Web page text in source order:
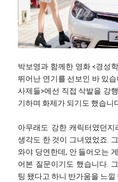
박보영과 함께한 영화 <경성
뛰어난 연기를 선보인 바 있
사제들>에선 직접 삭발을 강
기하며 화제가 되기도 했습니
아무래도 강한 캐릭터였던
생각도 한 것이 그녀였었죠.
와야 당연한데, 안 들어오는
어본 질문이기도 했습니다.
팅 됐다고 하니 반가움을 느낄